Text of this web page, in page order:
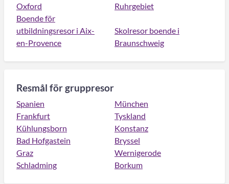
Oxford
Ruhrgebiet
Boende för
utbildningsresor i Aix-
en-Provence
Skolresor boende i
Braunschweig
Resmål för gruppresor
Spanien
München
Frankfurt
Tyskland
Kühlungsborn
Konstanz
Bad Hofgastein
Bryssel
Graz
Wernigerode
Schladming
Borkum